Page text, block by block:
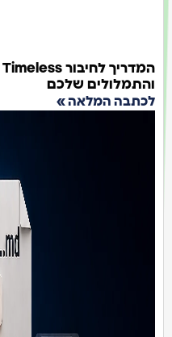
והתמלולים שלכם
לכתבה המלאה »